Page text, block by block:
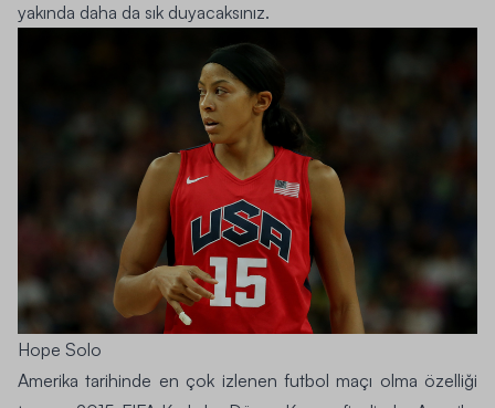
yakında daha da sık duyacaksınız.
Hope Solo
Amerika tarihinde en çok izlenen futbol maçı olma özelliği